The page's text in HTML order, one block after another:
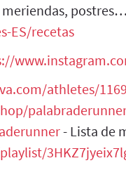
ES/recetas
athletes/
- Lista de